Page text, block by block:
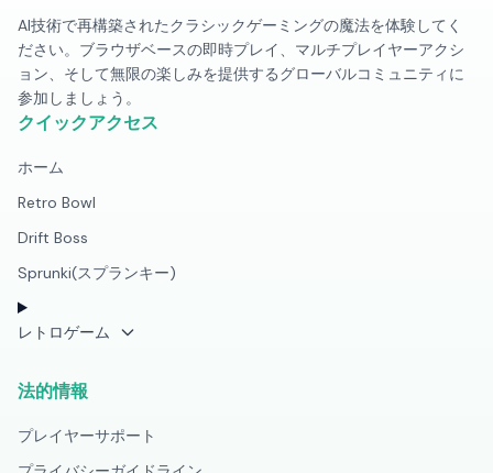
AI技術で再構築されたクラシックゲーミングの魔法を体験してく
ださい。ブラウザベースの即時プレイ、マルチプレイヤーアクシ
ョン、そして無限の楽しみを提供するグローバルコミュニティに
参加しましょう。
クイックアクセス
ホーム
Retro Bowl
Drift Boss
Sprunki(スプランキー)
レトロゲーム
法的情報
プレイヤーサポート